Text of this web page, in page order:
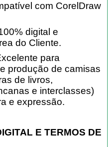
com CorelDraw
digital e
do Cliente.
para
produção de camisas
de livros,
e interclasses)
e expressão.
E TERMOS DE